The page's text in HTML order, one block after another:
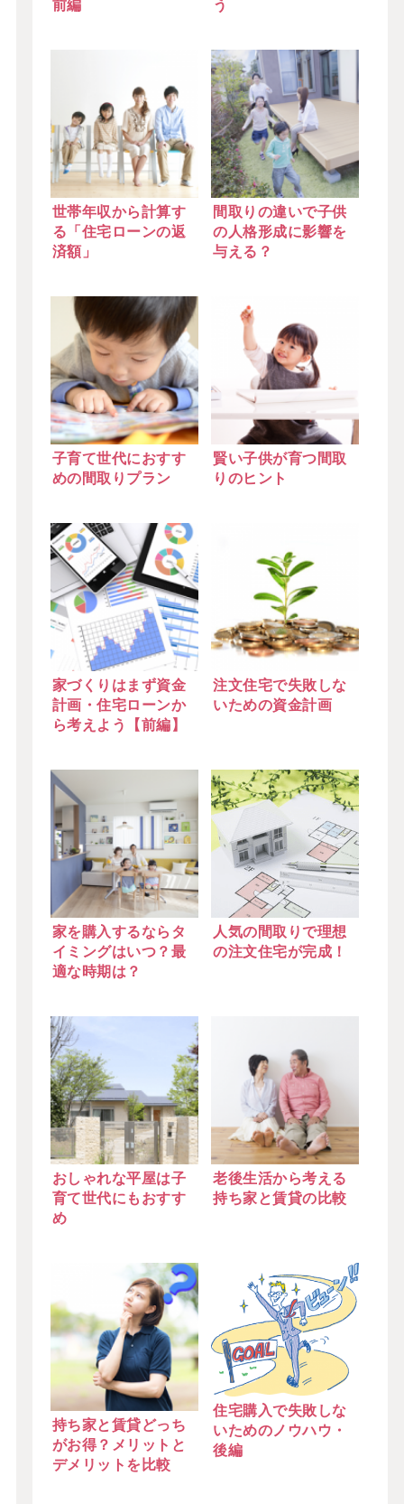
前編 う
世帯年収から計算す
る「住宅ローンの返
済額」
間取りの違いで子供
の人格形成に影響を
与える？
子育て世代におすす
めの間取りプラン
賢い子供が育つ間取
りのヒント
家づくりはまず資金
計画・住宅ローンか
ら考えよう【前編】
注文住宅で失敗しな
いための資金計画
家を購入するならタ
イミングはいつ？最
適な時期は？
人気の間取りで理想
の注文住宅が完成！
おしゃれな平屋は子
育て世代にもおすす
め
老後生活から考える
持ち家と賃貸の比較
持ち家と賃貸どっち
がお得？メリットと
デメリットを比較
住宅購入で失敗しな
いためのノウハウ・
後編